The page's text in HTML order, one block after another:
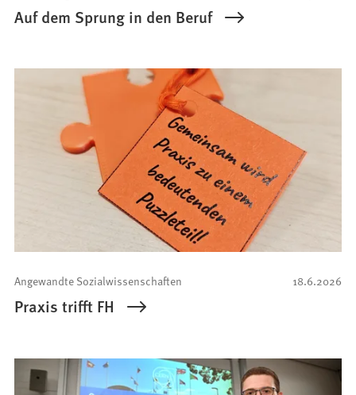
Auf dem Sprung in den Beruf
18.6.2026
Angewandte Sozialwissenschaften
Praxis trifft FH